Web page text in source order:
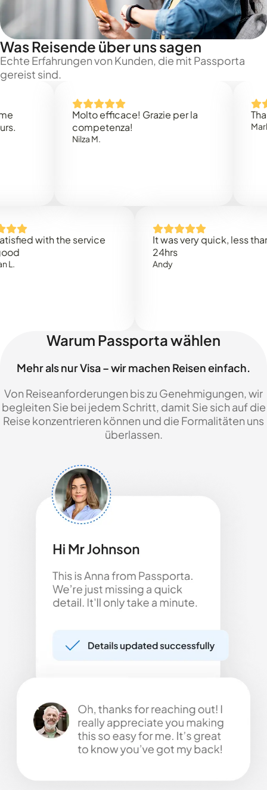
Was Reisende über uns sagen
Echte Erfahrungen von Kunden, die mit Passporta
gereist sind.
Molto efficace! Grazie per la
competenza!
Thank
Mark N.
with the service
It was very quick, less than
Warum Passporta wählen
Mehr als nur Visa – wir machen Reisen einfach.
Von Reiseanforderungen bis zu Genehmigungen, wir
begleiten Sie bei jedem Schritt, damit Sie sich auf die
Reise konzentrieren können und die Formalitäten uns
überlassen.